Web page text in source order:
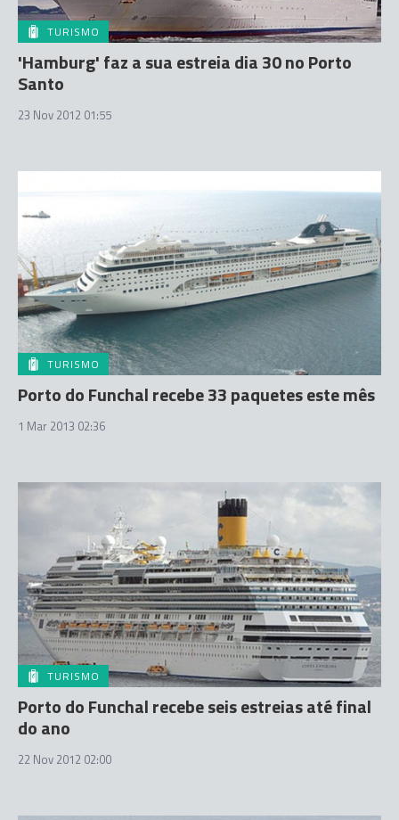
TURISMO
'Hamburg' faz a sua estreia dia 30 no Porto
Santo
23 Nov 2012 01:55
TURISMO
Porto do Funchal recebe 33 paquetes este mês
1 Mar 2013 02:36
TURISMO
Porto do Funchal recebe seis estreias até final
do ano
22 Nov 2012 02:00